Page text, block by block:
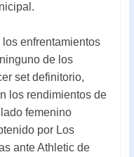
enfrentamientos
de los
set definitorio,
los rendimientos de
lado femenino
por Los
ante Athletic de